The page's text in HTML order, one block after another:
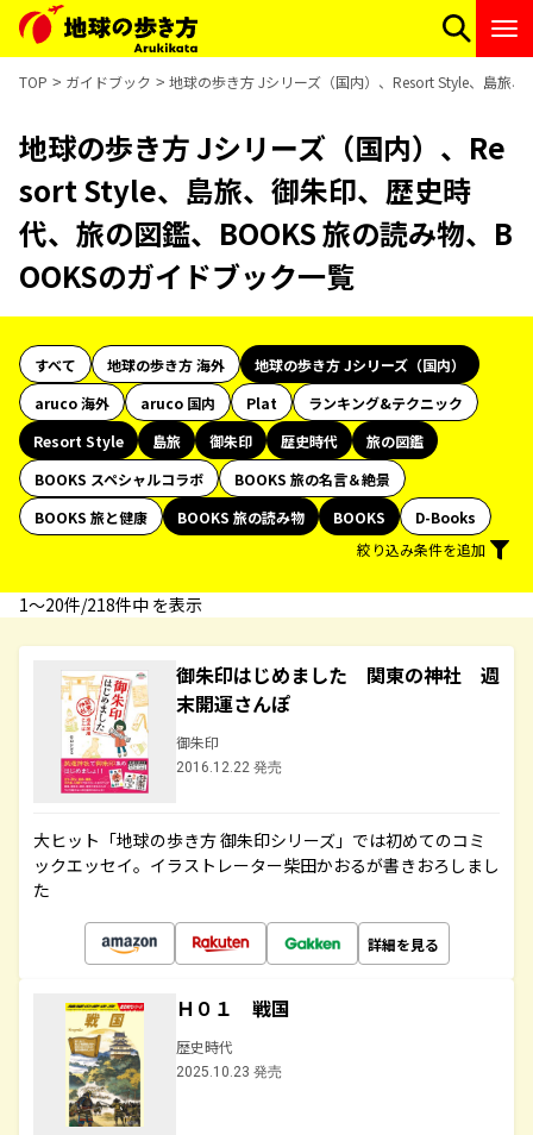
TOP ガイドブック 地球の歩き方 Jシリーズ（国内）、Resort Style、島旅
地球の歩き方 Jシリーズ（国内）、Re
sort Style、島旅、御朱印、歴史時
代、旅の図鑑、BOOKS 旅の読み物、B
OOKSのガイドブック一覧
すべて 地球の歩き方 海外
地球の歩き方 Jシリーズ（国内）
aruco 海外
aruco 国内 Plat
ランキング&テクニック
Resort Style
島旅 御朱印 歴史時代
旅の図鑑
BOOKS スペシャルコラボ
BOOKS 旅の名言＆絶景
BOOKS 旅と健康
BOOKS 旅の読み物 BOOKS
D-Books
絞り込み条件を追加
1〜20件/218件中 を表示
御朱印はじめました 関東の神社 週
末開運さんぽ
御朱印
2016.12.22 発売
大ヒット「地球の歩き方 御朱印シリーズ」では初めてのコミ
ックエッセイ。イラストレーター柴田かおるが書きおろしまし
た
詳細を見る
Ｈ０１ 戦国
歴史時代
2025.10.23 発売